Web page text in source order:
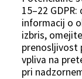
15–22
informacij o
izbris,
prenosljivost
vpliva na
pri